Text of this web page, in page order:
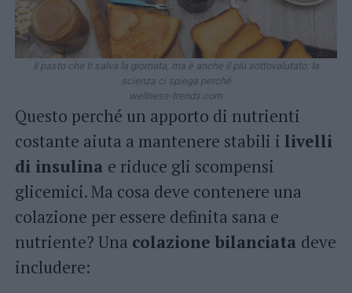
Il pasto che ti salva la giornata, ma è anche il più sottovalutato: la
scienza ci spiega perché
wellness-trends.com
Questo perché un apporto di nutrienti
costante aiuta a mantenere stabili i livelli
di insulina e riduce gli scompensi
glicemici. Ma cosa deve contenere una
colazione per essere definita sana e
nutriente? Una colazione bilanciata deve
includere: